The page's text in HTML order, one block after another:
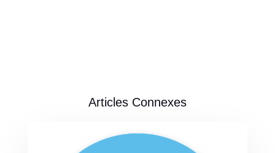
Articles Connexes